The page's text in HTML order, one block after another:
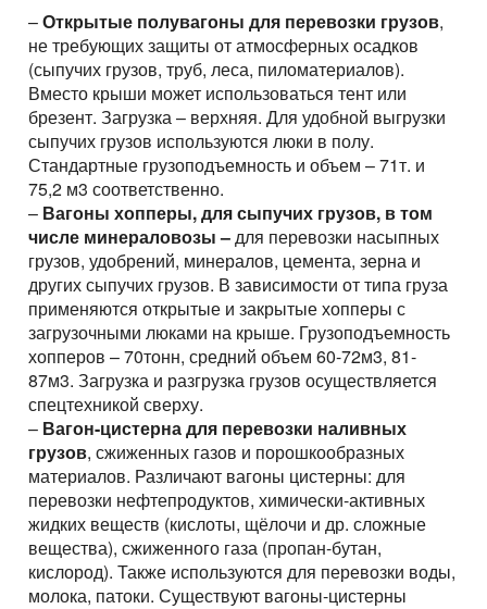
–Открытые полувагоны для перевозки грузов,
не требующих защиты от атмосферных осадков
(сыпучих грузов, труб, леса, пиломатериалов).
Вместо крыши может использоваться тент или
брезент. Загрузка – верхняя. Для удобной выгрузки
сыпучих грузов используются люки в полу.
Стандартные грузоподъемность и объем – 71т. и
75,2 м3 соответственно.
– Вагоны хопперы, для сыпучих грузов, в том
числе минераловозы –для перевозки насыпных
грузов, удобрений, минералов, цемента, зерна и
других сыпучих грузов. В зависимости от типа груза
применяются открытые и закрытые хопперы с
загрузочными люками на крыше. Грузоподъемность
хопперов – 70тонн, средний объем 60-72м3, 81-
87м3. Загрузка и разгрузка грузов осуществляется
спецтехникой сверху.
– Вагон-цистерна для перевозки наливных
грузов, сжиженных газов и порошкообразных
материалов. Различают вагоны цистерны: для
перевозки нефтепродуктов, химически-активных
жидких веществ (кислоты, щёлочи и др. сложные
вещества), сжиженного газа (пропан-бутан,
кислород). Также используются для перевозки воды,
молока, патоки. Существуют вагоны-цистерны